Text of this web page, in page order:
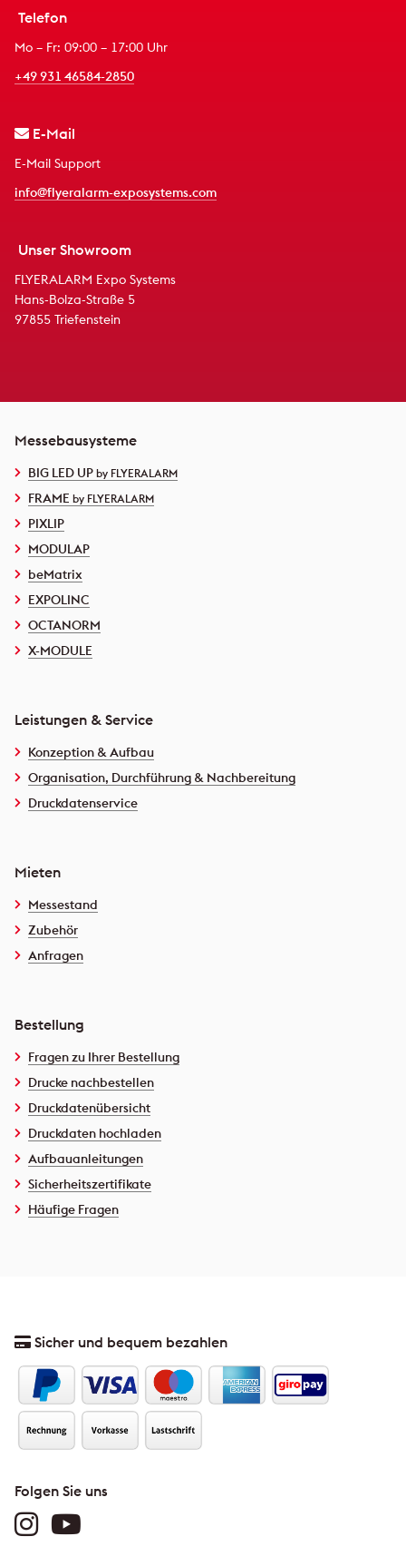
Telefon
Mo – Fr: 09:00 – 17:00 Uhr
+49 931 46584-2850
E-Mail
E-Mail Support
info@flyeralarm-exposystems.com
Unser Showroom
FLYERALARM Expo Systems
Hans-Bolza-Straße 5
97855 Triefenstein
Messebausysteme
BIG LED UP by FLYERALARM
FRAME by FLYERALARM
PIXLIP
MODULAP
beMatrix
EXPOLINC
OCTANORM
X-MODULE
Leistungen & Service
Konzeption & Aufbau
Organisation, Durchführung & Nachbereitung
Druckdatenservice
Mieten
Messestand
Zubehör
Anfragen
Bestellung
Fragen zu Ihrer Bestellung
Drucke nachbestellen
Druckdatenübersicht
Druckdaten hochladen
Aufbauanleitungen
Sicherheitszertifikate
Häufige Fragen
Sicher und bequem bezahlen
Folgen Sie uns